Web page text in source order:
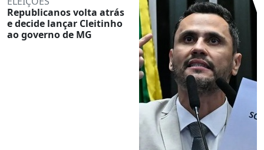
Republicanos volta atrás
e decide lançar Cleitinho
ao governo de MG